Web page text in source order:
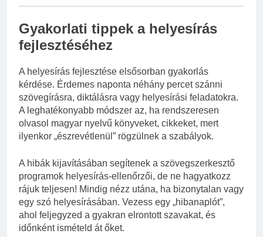
Gyakorlati tippek a helyesírás
fejlesztéséhez
A helyesírás fejlesztése elsősorban gyakorlás
kérdése. Érdemes naponta néhány percet szánni
szövegírásra, diktálásra vagy helyesírási feladatokra.
A leghatékonyabb módszer az, ha rendszeresen
olvasol magyar nyelvű könyveket, cikkeket, mert
ilyenkor „észrevétlenül” rögzülnek a szabályok.
A hibák kijavításában segítenek a szövegszerkesztő
programok helyesírás-ellenőrzői, de ne hagyatkozz
rájuk teljesen! Mindig nézz utána, ha bizonytalan vagy
egy szó helyesírásában. Vezess egy „hibanaplót”,
ahol feljegyzed a gyakran elrontott szavakat, és
időnként ismételd át őket.